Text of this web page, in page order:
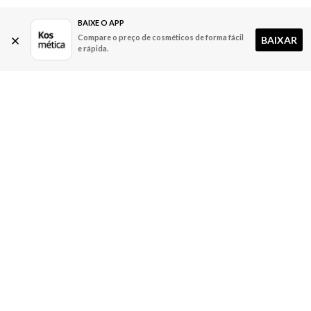
BAIXE O APP
Compare o preço de cosméticos de forma fácil
e rápida.
BAIXAR